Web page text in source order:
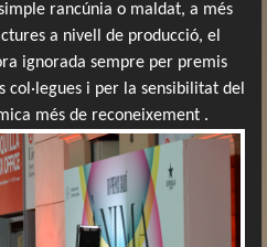
rancúnia o maldat, a més
a nivell de producció, el
ignorada sempre per premis
col·legues i per la sensibilitat del
més de reconeixement .